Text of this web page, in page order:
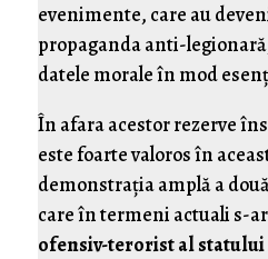
evenimente, care au
propaganda anti-
datele morale în mod
În afara acestor rezerve
este foarte valoros în
demonstraţia amplă a
care în termeni actuali s-
ofensiv-terorist al